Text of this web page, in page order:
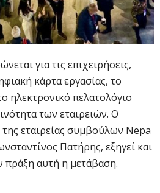
για τις επιχειρήσεις,
κάρτα εργασίας, το
ηλεκτρονικό πελατολόγιο
των εταιρειών. Ο
εταιρείας συμβούλων Nepa
Πατήρης, εξηγεί και
πράξη αυτή η μετάβαση.